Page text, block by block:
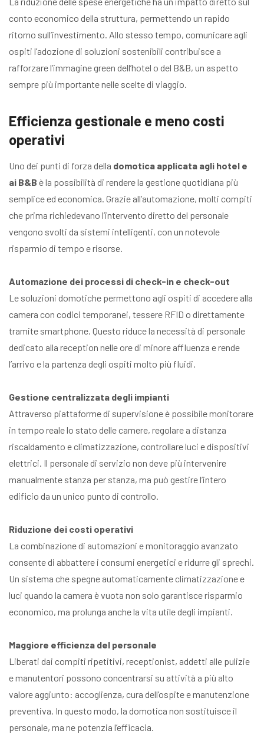
conto economico della struttura, permettendo un rapido
ritorno sull’investimento. Allo stesso tempo, comunicare agli
ospiti l’adozione di soluzioni sostenibili contribuisce a
rafforzare l’immagine green dell’hotel o del B&B, un aspetto
sempre più importante nelle scelte di viaggio.
Efficienza gestionale e meno costi
operativi
Uno dei punti di forza della domotica applicata agli hotel e
ai B&B è la possibilità di rendere la gestione quotidiana più
semplice ed economica. Grazie all’automazione, molti compiti
che prima richiedevano l’intervento diretto del personale
vengono svolti da sistemi intelligenti, con un notevole
risparmio di tempo e risorse.
Automazione dei processi di check-in e check-out
Le soluzioni domotiche permettono agli ospiti di accedere alla
camera con codici temporanei, tessere RFID o direttamente
tramite smartphone. Questo riduce la necessità di personale
dedicato alla reception nelle ore di minore affluenza e rende
l’arrivo e la partenza degli ospiti molto più fluidi.
Gestione centralizzata degli impianti
Attraverso piattaforme di supervisione è possibile monitorare
in tempo reale lo stato delle camere, regolare a distanza
riscaldamento e climatizzazione, controllare luci e dispositivi
elettrici. Il personale di servizio non deve più intervenire
manualmente stanza per stanza, ma può gestire l’intero
edificio da un unico punto di controllo.
Riduzione dei costi operativi
La combinazione di automazioni e monitoraggio avanzato
consente di abbattere i consumi energetici e ridurre gli sprechi.
Un sistema che spegne automaticamente climatizzazione e
luci quando la camera è vuota non solo garantisce risparmio
economico, ma prolunga anche la vita utile degli impianti.
Maggiore efficienza del personale
Liberati dai compiti ripetitivi, receptionist, addetti alle pulizie
e manutentori possono concentrarsi su attività a più alto
valore aggiunto: accoglienza, cura dell’ospite e manutenzione
preventiva. In questo modo, la domotica non sostituisce il
personale, ma ne potenzia l’efficacia.